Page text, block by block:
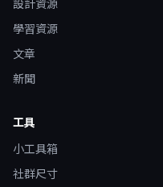
設計資源
學習資源
文章
新聞
工具
小工具箱
社群尺寸